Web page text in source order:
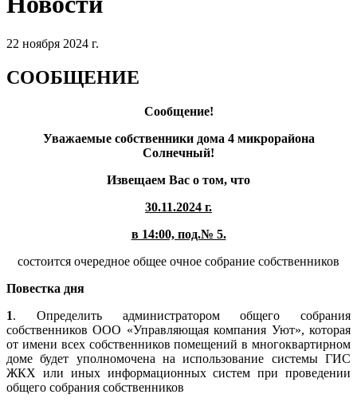
22 ноября 2024 г.
СООБЩЕНИЕ
Сообщение!
Уважаемые собственники дома 4 микрорайона
Солнечный!
Извещаем Вас о том, что
30.11.2024 г.
в 14:00, под.№ 5.
состоится очередное общее очное собрание собственников
Повестка дня
1. Определить администратором общего собрания
собственников ООО «Управляющая компания Уют», которая
от имени всех собственников помещений в многоквартирном
доме будет уполномочена на использование системы ГИС
ЖКХ или иных информационных систем при проведении
общего собрания собственников